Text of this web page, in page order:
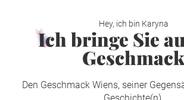
Hey, ich bin Karyna
Ich bringe Sie
Geschmack
Den Geschmack Wiens, seiner
Geschichte(n).